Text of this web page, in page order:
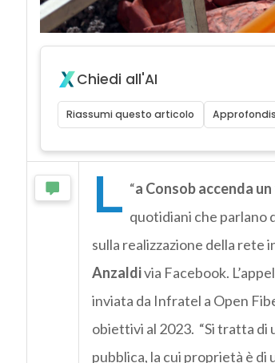
Chiedi all'AI
Riassumi questo articolo
“
L a Consob accenda
quotidiani che parlano
sulla realizzazione della rete
Anzaldivia Facebook.
inviata da Infratel a Open
obiettivi al 2023. “Si tratta di
pubblica, la cui proprietà è di